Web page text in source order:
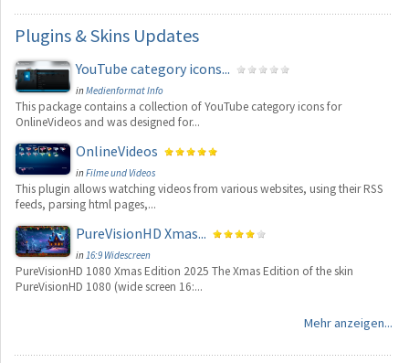
Plugins & Skins Updates
YouTube category icons...
inMedienformat Info
This package contains a collection of YouTube category icons for
OnlineVideos and was designed for...
OnlineVideos
inFilme und Videos
This plugin allows watching videos from various websites, using their RSS
feeds, parsing html pages,...
PureVisionHD Xmas...
in16:9 Widescreen
PureVisionHD 1080 Xmas Edition 2025 The Xmas Edition of the skin
PureVisionHD 1080 (wide screen 16:...
Mehr anzeigen...